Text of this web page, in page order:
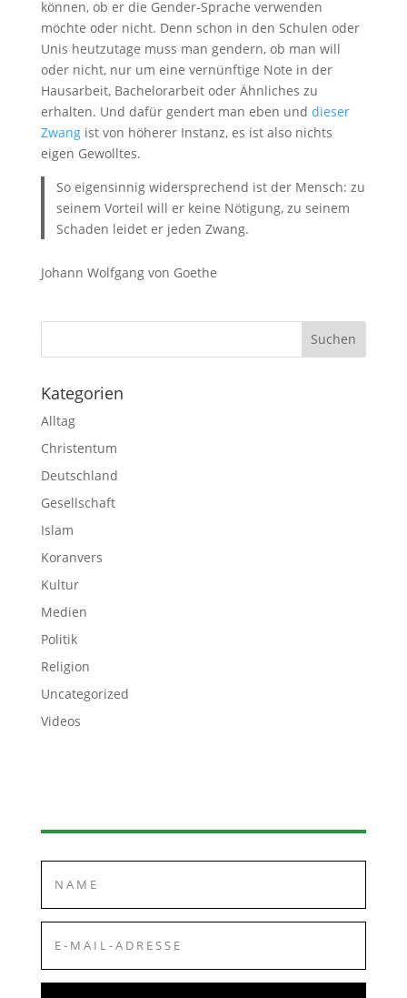
können, ob er die Gender-Sprache verwenden
möchte oder nicht. Denn schon in den Schulen oder
Unis heutzutage muss man gendern, ob man will
oder nicht, nur um eine vernünftige Note in der
Hausarbeit, Bachelorarbeit oder Ähnliches zu
erhalten. Und dafür gendert man eben und dieser
Zwangist von höherer Instanz, es ist also nichts
eigen Gewolltes.
So eigensinnig widersprechend ist der Mensch: zu
seinem Vorteil will er keine Nötigung, zu seinem
Schaden leidet er jeden Zwang.
Johann Wolfgang von Goethe
Kategorien
Alltag
Christentum
Deutschland
Gesellschaft
Islam
Koranvers
Kultur
Medien
Politik
Religion
Uncategorized
Videos